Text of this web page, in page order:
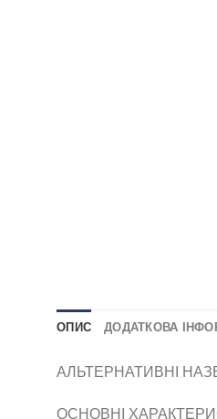
ОПИС ДОДАТКОВА
АЛЬТЕРНАТИВНІ
ОСНОВНІ